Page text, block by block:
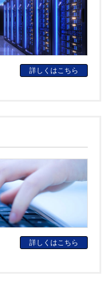
詳しくはこちら
詳しくはこちら